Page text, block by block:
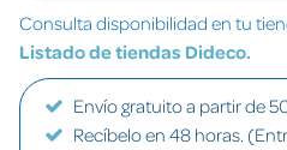
Consulta disponibilidad en tu
Listado de tiendas Dideco.
Envío gratuito a partir de
Recíbelo en 48 horas.